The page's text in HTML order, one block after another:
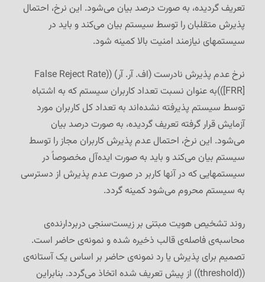
تعریف گردیده، به صورت درصد بیان می‌شود. این نرخ، احتمال
پذیرش متقلبان را توسط سیستم بیان می‌کند و باید در
سیستمهای نیازمند امنیت بالا کمینه شود.
نرخ عدم پذیرش نادرست (اف. آر. آر) ((False Reject Rate
[FRR]))به عنوان نسبت تعداد کاربران سیستم که به اشتباه
توسط سیستم پذیرفته نشده‌اند به تعداد کل کاربران مورد
آزمایش قرار گرفته تعریف گردیده، به صورت درصد بیان
می‌شود. این نرخ، احتمال عدم پذیرش کاربران مجاز را توسط
سیستم بیان می‌کند و باید به صورت ایده‌آل مخصوصاً در
سیستمهایی که در آنها کاربر در صورت عدم پذیرش از دسترسی
به سیستم محروم می‌شود کمینه گردد.
روند تشخیص هویت مبتنی بر زیست‌سنجی دربردارنده‌ی
محاسبه‌ی فاصله‌ی قالب ذخیره شده و نمونه‌ی حاضر است.
تصمیم برای پذیرش یا رد نمونه‌ی حاضر بر اساس یک آستانه‌ی
((threshold)) از پیش تعریف شده اتخاذ می‌گردد. بنابراین